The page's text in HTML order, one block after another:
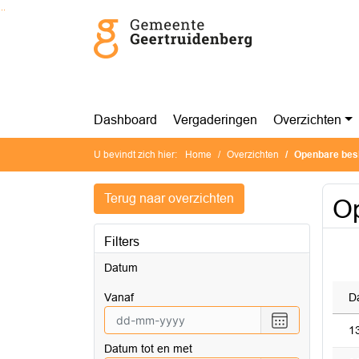
Ga naar de inhoud van deze pagina
Ga naar het zoeken
Ga naar het menu
Dashboard Vergaderingen Overzichten
U bevindt zich hier: Home Overzichten Openbare
Terug naar overzichten
Filters
Datum
vanaf
Selecteer
een
Datum tot en met